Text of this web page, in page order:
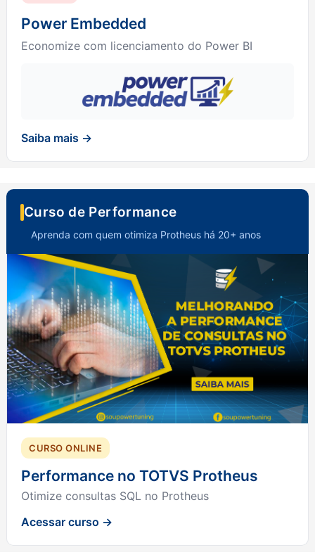
Power Embedded
Economize com licenciamento do Power BI
Saiba mais →
Curso de Performance
Aprenda com quem otimiza Protheus há 20+ anos
CURSO ONLINE
Performance no TOTVS Protheus
Otimize consultas SQL no Protheus
Acessar curso →